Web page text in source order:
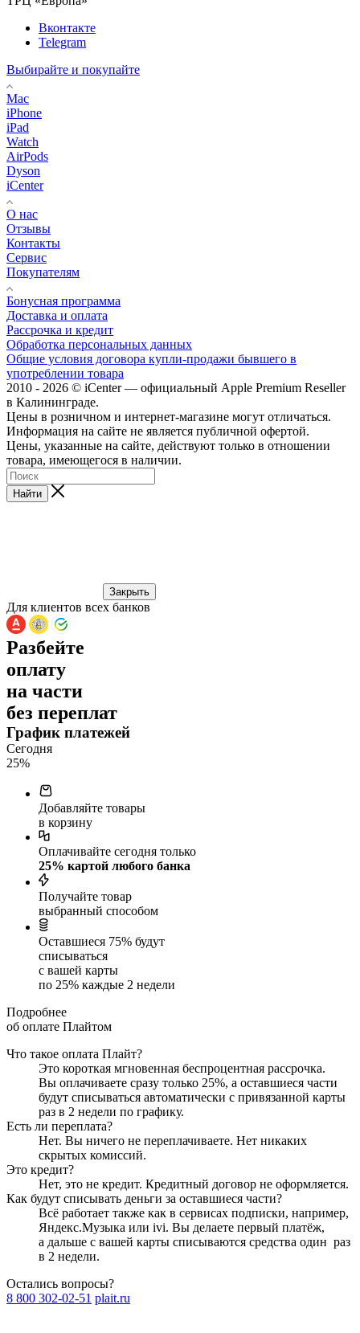
Вконтакте
Telegram
Выбирайте и покупайте
Mac
iPhone
iPad
Watch
AirPods
Dyson
iCenter
О нас
Отзывы
Контакты
Сервис
Покупателям
Бонусная программа
Доставка и оплата
Рассрочка и кредит
Обработка персональных данных
Общие условия договора купли-продажи бывшего в
употреблении товара
2010 - 2026 © iCenter — официальный Apple Premium Reseller
в Калининграде.
Цены в розничном и интернет-магазине могут отличаться.
Информация на сайте не является публичной офертой.
Цены, указанные на сайте, действуют только в отношении
товара, имеющегося в наличии.
Найти
Закрыть
Для клиентов всех банков
Разбейте
оплату
на части
без переплат
График платежей
Сегодня
25%
Добавляйте товары
в корзину
Оплачивайте сегодня только
25% картой любого банка
Получайте товар
выбранный способом
Оставшиеся 75% будут
списываться
с вашей карты
по 25% каждые 2 недели
Подробнее
об оплате Плайтом
Что такое оплата Плайт?
Это короткая мгновенная беспроцентная рассрочка.
Вы оплачиваете сразу только 25%, а оставшиеся части
будут списываться автоматически с привязанной карты
раз в 2 недели по графику.
Есть ли переплата?
Нет. Вы ничего не переплачиваете. Нет никаких
скрытых комиссий.
Это кредит?
Нет, это не кредит. Кредитный договор не оформляется.
Как будут списывать деньги за оставшиеся части?
Всё работает также как в сервисах подписки, например,
Яндекс.Музыка или ivi. Вы делаете первый платёж,
а дальше с вашей карты списываются средства один раз
в 2 недели.
Остались вопросы?
8 800 302-02-51 plait.ru